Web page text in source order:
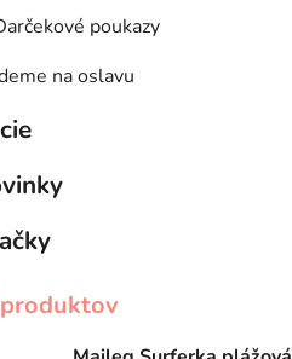
poukazy
na oslavu